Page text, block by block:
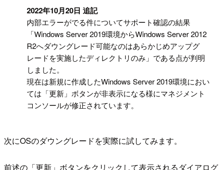
2022年10月20日 追記
内部エラーがでる件についてサポート確認の結果
「Windows Server 2019環境からWindows Server 2012
R2へダウングレード可能なのはあらかじめアップグ
レードを実施したディレクトリのみ」である点が判明
しました。
現在は新規に作成したWindows Server 2019環境におい
ては「更新」ボタンが非表示になる様にマネジメント
コンソールが修正されています。
次にOSのダウングレードを実際に試してみます。
前述の「更新」ボタンをクリックして表示されるダイアログ